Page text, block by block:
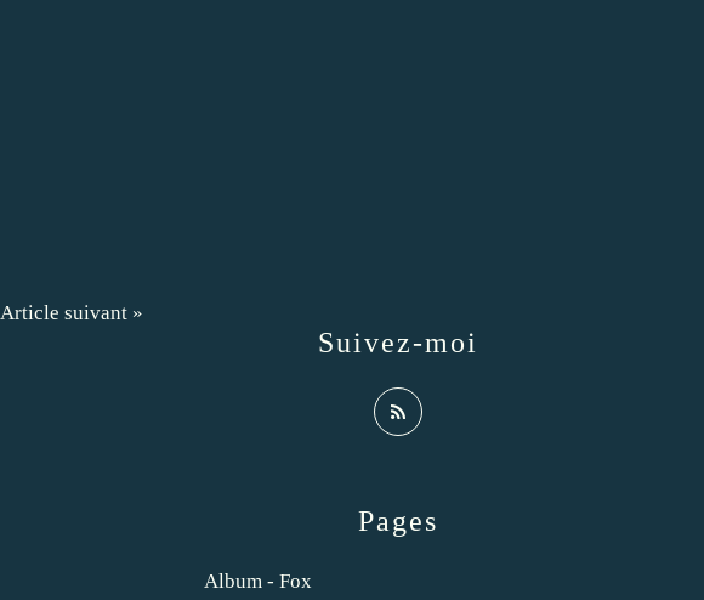
Article suivant »
Pages
Album - Fox
Suivez-moi